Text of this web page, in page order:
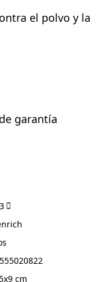
el polvo y la
garantía
cm